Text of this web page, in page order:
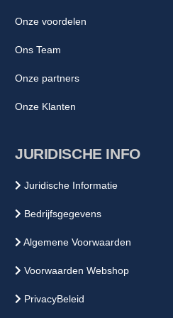
Onze voordelen
Ons Team
Onze partners
Onze Klanten
JURIDISCHE INFO
Juridische Informatie
Bedrijfsgegevens
Algemene Voorwaarden
Voorwaarden Webshop
PrivacyBeleid